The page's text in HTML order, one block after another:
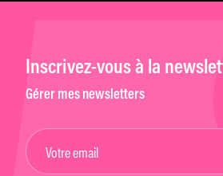
Inscrivez-vous à la
Gérer mes newsletters